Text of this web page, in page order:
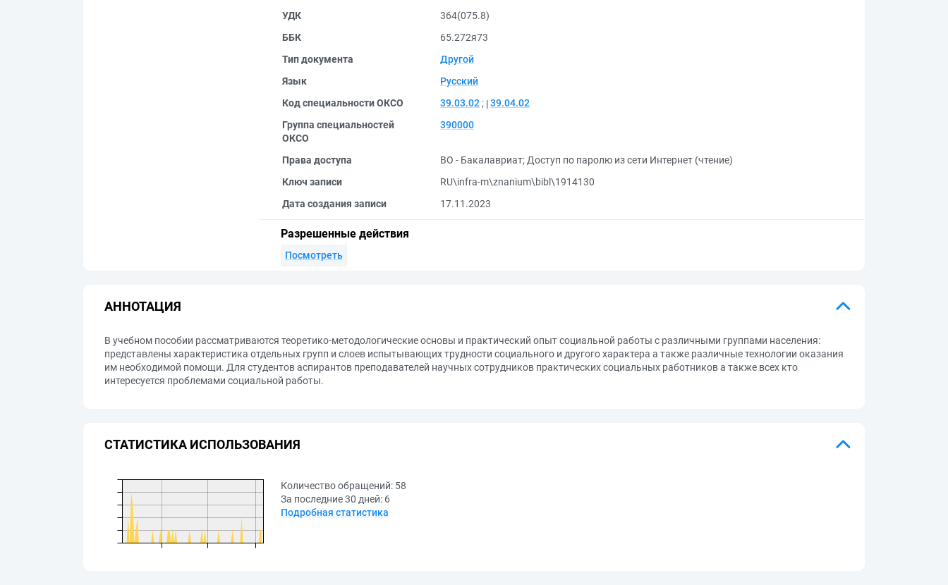
УДК
364(075.8)
ББК
65.272я73
Тип документа
Другой
Язык
Русский
Код специальности ОКСО
39.03.02 ; 39.04.02
Группа специальностей
ОКСО
390000
Права доступа ВО - Бакалавриат; Доступ по паролю из сети Интернет (чтение)
Ключ записи
RU\infra-m\znanium\bibl\1914130
Дата создания записи
17.11.2023
Разрешенные действия
Посмотреть
АННОТАЦИЯ
В учебном пособии рассматриваются теоретико-методологические основы и практический опыт социальной работы с различными группами населения:
представлены характеристика отдельных групп и слоев испытывающих трудности социального и другого характера а также различные технологии оказания
им необходимой помощи. Для студентов аспирантов преподавателей научных сотрудников практических социальных работников а также всех кто
интересуется проблемами социальной работы.
СТАТИСТИКА ИСПОЛЬЗОВАНИЯ
Количество обращений: 58
За последние 30 дней: 6
Подробная статистика